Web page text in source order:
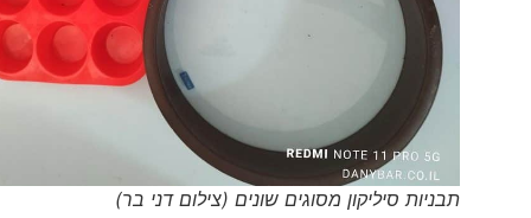
תבניות סיליקון מסוגים שונים (צילום דני בר)